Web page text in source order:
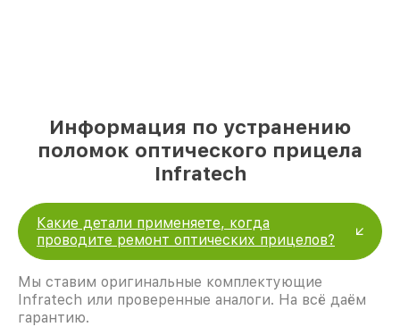
Информация по устранению
поломок оптического прицела
Infratech
Какие детали применяете, когда
проводите ремонт оптических прицелов?
Мы ставим оригинальные комплектующие
Infratech или проверенные аналоги. На всё даём
гарантию.